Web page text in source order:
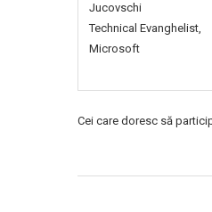
Jucovschi
Technical Evanghelist,
Microsoft
Cei care doresc să